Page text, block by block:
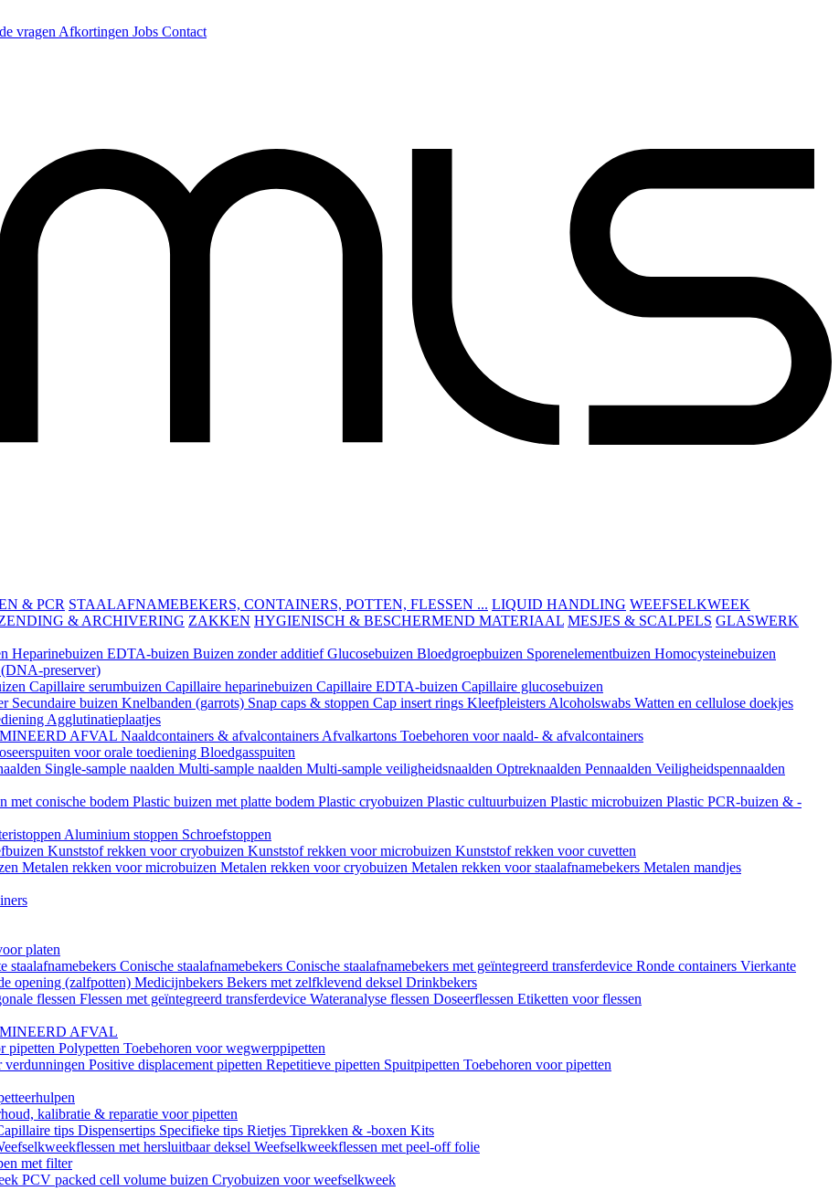
vragen Afkortingen Jobs Contact
& PCR STAALAFNAMEBEKERS, CONTAINERS, POTTEN, FLESSEN ... LIQUID HANDLING WEEFSELKWEEK
& ARCHIVERING ZAKKEN HYGIENISCH & BESCHERMEND MATERIAAL MESJES & SCALPELS GLASWERK
Heparinebuizen EDTA-buizen Buizen zonder additiefGlucosebuizen Bloedgroepbuizen Sporenelementbuizen Homocysteinebuizen
preserver)
Capillaire serumbuizen Capillaire heparinebuizen Capillaire EDTA-buizen Capillaire glucosebuizen
Secundaire buizen Knelbanden (garrots) Snap caps & stoppen Cap insert rings Kleefpleisters Alcoholswabs Watten en cellulose doekjes
Agglutinatieplaatjes
AFVAL Naaldcontainers & afvalcontainers Afvalkartons Toebehoren voor naald- & afvalcontainers
voor orale toediening Bloedgasspuiten
Single-sample naalden Multi-sample naalden Multi-sample veiligheidsnaalden Optreknaalden Pennaalden Veiligheidspennaalden
met conische bodem Plastic buizen met platte bodem Plastic cryobuizen Plastic cultuurbuizen Plastic microbuizen Plastic PCR-buizen & -
Aluminium stoppen Schroefstoppen
Kunststof rekken voor cryobuizen Kunststof rekken voor microbuizen Kunststof rekken voor cuvetten
Metalen rekken voor microbuizen Metalen rekken voor cryobuizen Metalen rekken voor staalafnamebekers Metalen mandjes
platen
staalafnamebekers Conische staalafnamebekers Conische staalafnamebekers met geïntegreerd transferdevice Ronde containers Vierkante
opening (zalfpotten) Medicijnbekers Bekers met zelfklevend deksel Drinkbekers
flessen Flessen met geïntegreerd transferdevice Wateranalyse flessen Doseerflessen Etiketten voor flessen
AFVAL
pipetten Polypetten Toebehoren voor wegwerppipetten
verdunningen Positive displacement pipetten Repetitieve pipetten Spuitpipetten Toebehoren voor pipetten
kalibratie & reparatie voor pipetten
tips Dispensertips Specifieke tips Rietjes Tiprekken & -boxen Kits
met hersluitbaar deksel Weefselkweekflessen met peel-off folie
met filter
PCV packed cell volume buizen Cryobuizen voor weefselkweek